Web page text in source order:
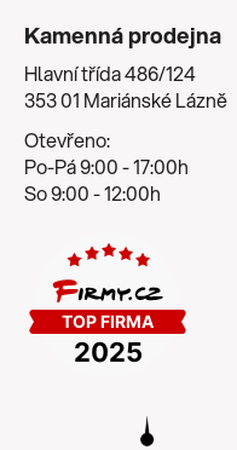
Kamenná prodejna
Hlavní třída 486/124
353 01 Mariánské Lázně
Otevřeno:
Po-Pá 9:00 - 17:00h
So 9:00 - 12:00h